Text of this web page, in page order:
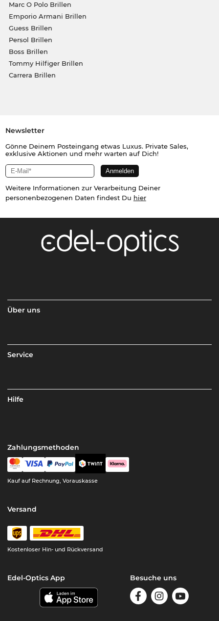
Marc O Polo Brillen
Emporio Armani Brillen
Guess Brillen
Persol Brillen
Boss Brillen
Tommy Hilfiger Brillen
Carrera Brillen
Newsletter
Gönne Deinem Posteingang etwas Luxus. Private Sales,
exklusive Aktionen und mehr warten auf Dich!
Weitere Informationen zur Verarbeitung Deiner
personenbezogenen Daten findest Du hier
Über uns
Service
Hilfe
Zahlungsmethoden
Kauf auf Rechnung, Vorauskasse
Versand
Kostenloser Hin- und Rückversand
Edel-Optics App Besuche uns